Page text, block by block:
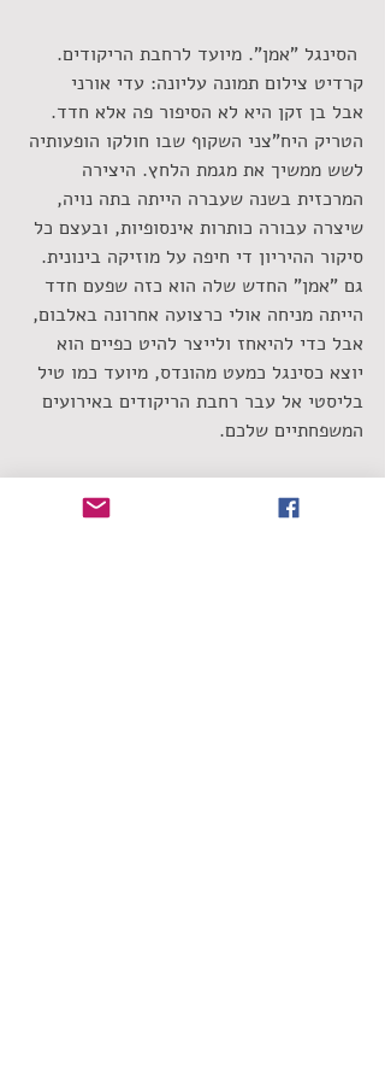
הסינגל "אמן". מיועד לרחבת הריקודים.
קרדיט צילום תמונה עליונה: עדי אורני
אבל בן זקן היא לא הסיפור פה אלא חדד.
הטריק היח"צני השקוף שבו חולקו הופעותיה
לשש ממשיך את מגמת הלחץ. היצירה
המרכזית בשנה שעברה הייתה בתה נויה,
שיצרה עבורה כותרות אינסופיות, ובעצם כל
סיקור ההיריון די חיפה על מוזיקה בינונית.
גם "אמן" החדש שלה הוא כזה שפעם חדד
הייתה מניחה אולי כרצועה אחרונה באלבום,
אבל כדי להיאחז ולייצר להיט כפיים הוא
יוצא כסינגל כמעט מהונדס, מיועד כמו טיל
בליסטי אל עבר רחבת הריקודים באירועים
המשפחתיים שלכם.
ביקורת אמיתית על המוזיקה של חדד